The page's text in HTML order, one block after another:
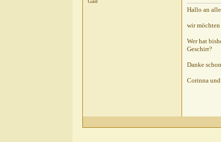
Hallo an
wir möchten
Wer hat
Geschirr?
Danke
Corinna